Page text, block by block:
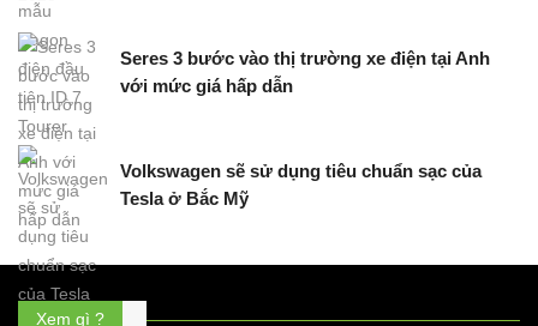
Seres 3 bước vào thị trường xe điện tại Anh
với mức giá hấp dẫn
Volkswagen sẽ sử dụng tiêu chuẩn sạc của
Tesla ở Bắc Mỹ
Xem gì ?